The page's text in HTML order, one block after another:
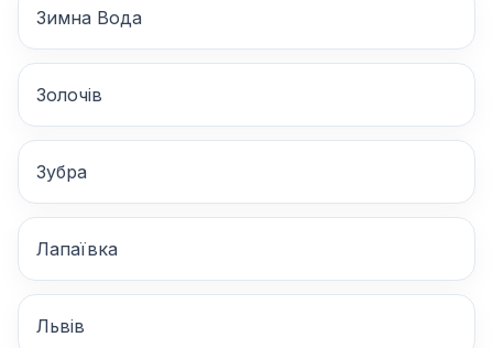
Зимна Вода
Золочів
Зубра
Лапаївка
Львів